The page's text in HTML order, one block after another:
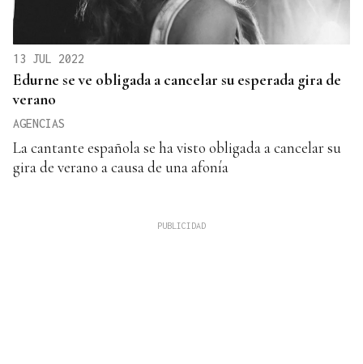
13 JUL 2022
Edurne se ve obligada a cancelar su esperada gira de
verano
AGENCIAS
La cantante española se ha visto obligada a cancelar su
gira de verano a causa de una afonía